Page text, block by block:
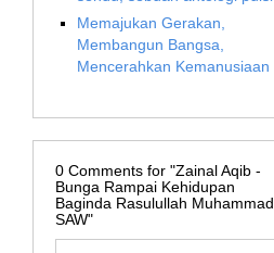
Memajukan Gerakan,
Membangun Bangsa,
Mencerahkan Kemanusiaan
0 Comments for "Zainal Aqib -
Bunga Rampai Kehidupan
Baginda Rasulullah Muhammad
SAW"